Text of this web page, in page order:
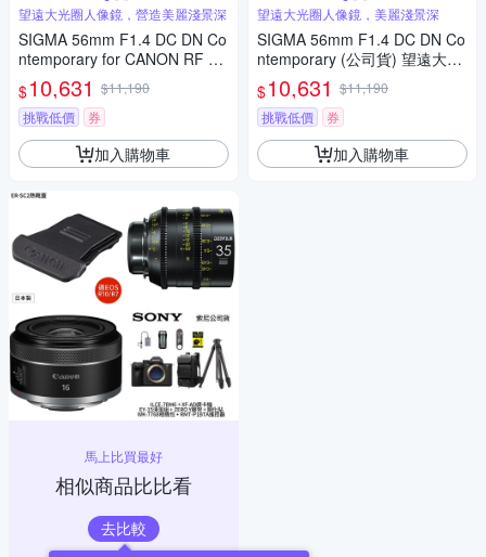
望遠大光圈人像鏡，營造美麗淺景深
SIGMA 56mm F1.4 DC DN Co
ntemporary for CANON RF 接
環 (公司貨) 望遠大光圈定焦鏡
人像鏡 APS-C 無反微單眼專用
鏡頭
$10,631 $11,190
挑戰低價
券
加入購物車
馬上比買最好
相似商品比比看
去比較
望遠大光圈人像鏡，美麗淺景深
SIGMA 56mm F1.4 DC DN Co
ntemporary (公司貨) 望遠大光
圈定焦鏡頭 人像鏡 APS-C 無反
微單眼專用鏡頭
$10,631 $11,190
挑戰低價
券
加入購物車